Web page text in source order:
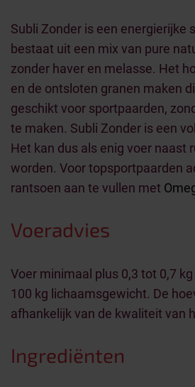
Subli Zonder is een energierijke
bestaat uit een mix van pure
zonder haver en melasse. Het
en de ontsloten granen maken
geschikt voor sportpaarden,
te maken. Subli Zonder is een
Het kan dus als enig voer naast
worden. Voor topsportpaarden
rantsoen aan te vullen met
Voeradvies
Voer minimaal plus 0,3 tot 0,7
100 kg lichaamsgewicht. De
afhankelijk van de kwaliteit van
Ingrediënten